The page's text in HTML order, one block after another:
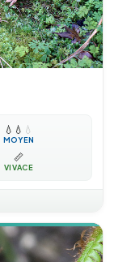
💧 💧 💧
MOYEN
📏
VIVACE